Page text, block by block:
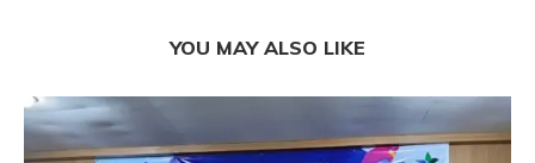
YOU MAY ALSO LIKE